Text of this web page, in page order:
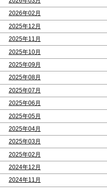
2026年02月
2025年12月
2025年11月
2025年10月
2025年09月
2025年08月
2025年07月
2025年06月
2025年05月
2025年04月
2025年03月
2025年02月
2024年12月
2024年11月